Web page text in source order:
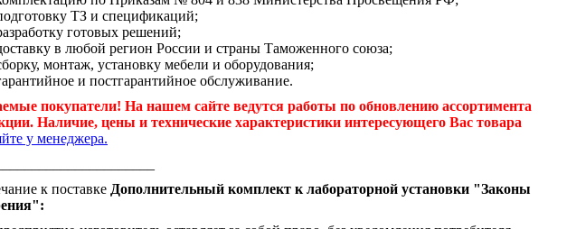
ТЗ и спецификаций;
готовых решений;
в любой регион России и страны Таможенного союза;
монтаж, установку мебели и оборудования;
и постгарантийное обслуживание.
покупатели! На нашем сайте ведутся работы по обновлению ассортимента
Наличие, цены и технические характеристики интересующего Вас товара
у менеджера.
к поставке Дополнительный комплект к лабораторной установки "Законы